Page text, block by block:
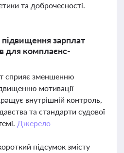
та доброчесності.
зарплат
для комплаєнс-
сприяє зменшенню
мотивації
внутрішній контроль,
та стандарти судової
Джерело
підсумок змісту